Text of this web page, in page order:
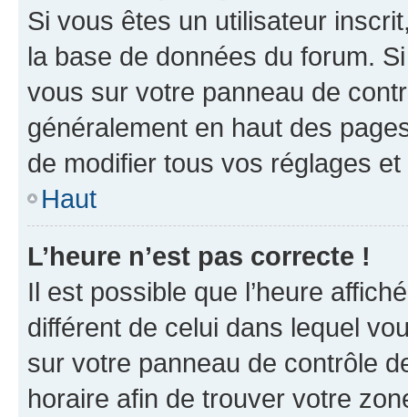
Si vous êtes un utilisateur
la base de données du forum.
vous sur votre panneau de
généralement en haut des
de modifier tous vos réglages
Haut
L’heure n’est pas correcte !
Il est possible que l’heure
différent de celui dans lequel
sur votre panneau de contrôle
horaire afin de trouver votre